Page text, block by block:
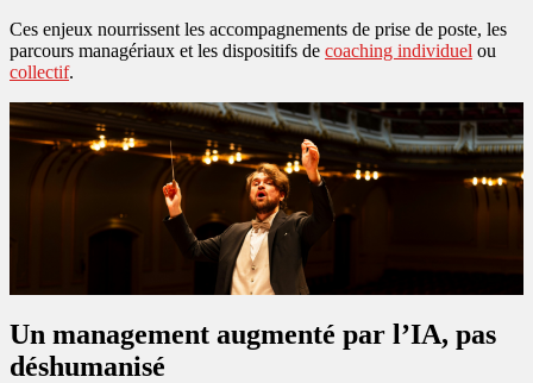
Ces enjeux nourrissent les accompagnements de prise de poste, les
parcours managériaux et les dispositifs de coaching individuel ou
collectif.
Un management augmenté par l’IA, pas
déshumanisé